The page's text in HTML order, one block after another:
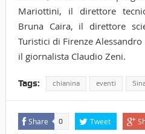
Mariottini, il direttore
Bruna Caira, il direttore
Turistici di Firenze
il giornalista Claudio Zeni.
Tags: chianina eventi
Share 0 Tweet